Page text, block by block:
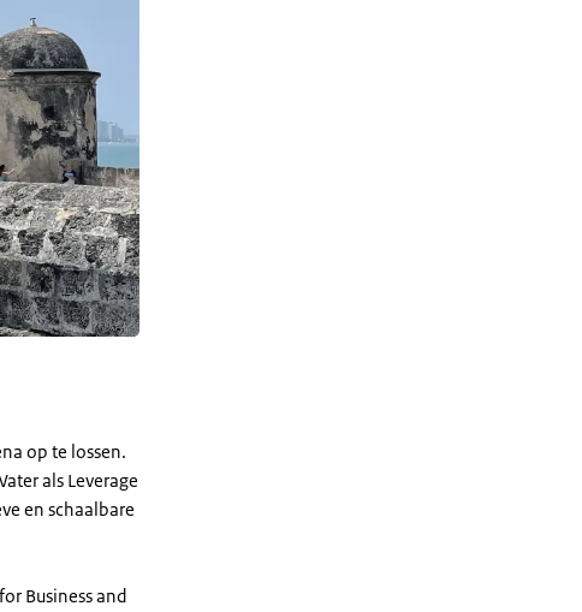
op te lossen.
als Leverage
en schaalbare
Business and